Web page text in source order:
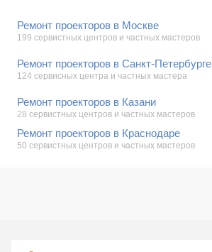
Ремонт проекторов в Москве
199 сервистных центров и частных мастеров
Ремонт проекторов в Санкт-Петербурге
124 сервисных центра и частных мастера
Ремонт проекторов в Казани
28 сервистных центров и частных мастеров
Ремонт проекторов в Краснодаре
50 сервистных центров и частных мастеров